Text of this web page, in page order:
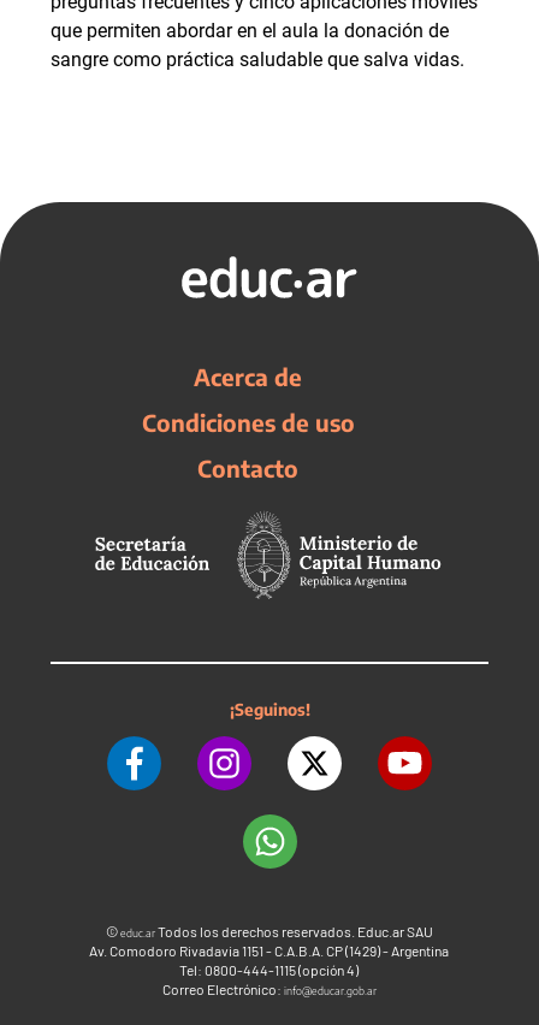
que permiten abordar en el aula la donación de
sangre como práctica saludable que salva vidas.
Acerca de
Condiciones de uso
Contacto
¡Seguinos!
©educ.arTodos los derechos reservados. Educ.ar SAU
Av. Comodoro Rivadavia 1151 - C.A.B.A. CP (1429) - Argentina
Tel: 0800-444-1115 (opción 4)
Correo Electrónico: info@educar.gob.ar